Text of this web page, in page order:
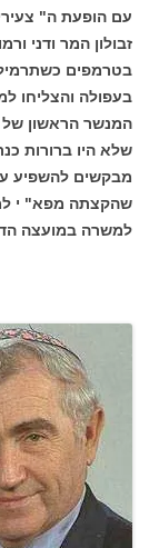
עם הופעת ה"
זבולון המר ודני
בטרמפים
בעפולה והצליחו
המנשר הראשון
שלא היו ברורות
מבקשים להשפיע
שהקצתה מפא" י
למשרה במועצה